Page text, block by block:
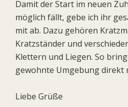
Damit der Start im neuen
möglich fällt, gebe ich ihr
mit ab. Dazu gehören
Kratzständer und
Klettern und Liegen. So
gewohnte Umgebung direkt
Liebe Grüße